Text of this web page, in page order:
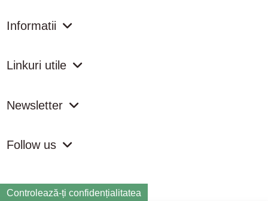
Informatii
Linkuri utile
Newsletter
Follow us
Controlează-ți confidențialitatea